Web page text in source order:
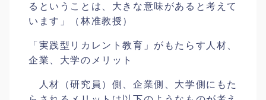
るということは、大きな意味があると考えて
います」（林准教授）
「実践型リカレント教育」がもたらす人材、
企業、大学のメリット
人材（研究員）側、企業側、大学側にもた